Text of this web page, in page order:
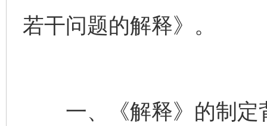
若干问题的解释》。
一、《解释》的制定